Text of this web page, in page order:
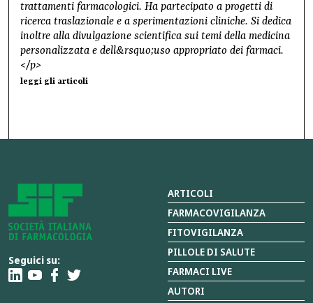
trattamenti farmacologici. Ha partecipato a progetti di
ricerca traslazionale e a sperimentazioni cliniche. Si dedica
inoltre alla divulgazione scientifica sui temi della medicina
personalizzata e dell&rsquo;uso appropriato dei farmaci.
</p>
leggi gli articoli
Seguici su:
ARTICOLI
FARMACOVIGILANZA
FITOVIGILANZA
PILLOLE DI SALUTE
FARMACI LIVE
AUTORI